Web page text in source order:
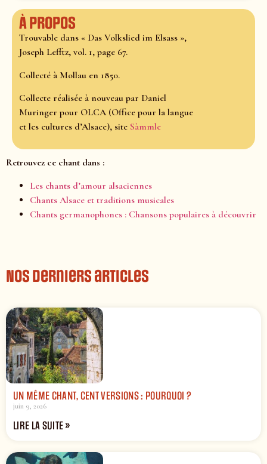
À propos
Trouvable dans « Das Volkslied im Elsass »,
Joseph Lefftz, vol. 1, page 67.
Collecté à Mollau en 1850.
Collecte réalisée à nouveau par Daniel
Muringer pour OLCA (Office pour la langue
et les cultures d’Alsace), site Sàmmle
Retrouvez ce chant dans :
Les chants d’amour alsaciennes
Chants Alsace et traditions musicales
Chants germanophones : Chansons populaires à découvrir
Nos derniers articles
UN MÊME CHANT, CENT VERSIONS : POURQUOI ?
juin 9, 2026
LIRE LA SUITE »